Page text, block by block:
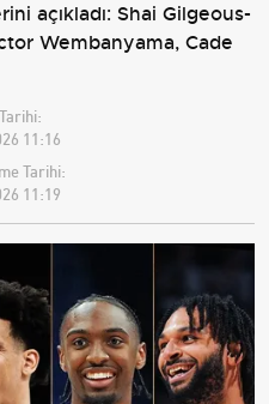
açıkladı: Shai Gilgeous-
Wembanyama, Cade
11:16
Tarihi:
11:19